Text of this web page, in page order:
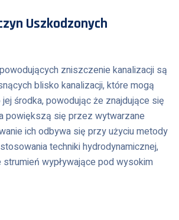
Uszkodzonych
zniszczenie kanalizacji są
blisko kanalizacji, które mogą
środka, powodując że znajdujące się
powiększą się przez wytwarzane
ich odbywa się przy użyciu metody
techniki hydrodynamicznej,
wypływające pod wysokim